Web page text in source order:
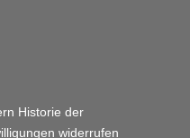
Historie der
widerrufen